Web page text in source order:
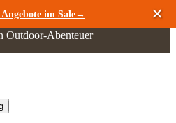
im Sale→
Outdoor-Abenteuer